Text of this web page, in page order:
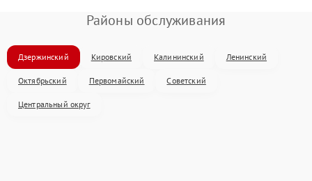
Районы обслуживания
Дзержинский Кировский Калининский Ленинский
Октябрьский Первомайский Советский
Центральный округ